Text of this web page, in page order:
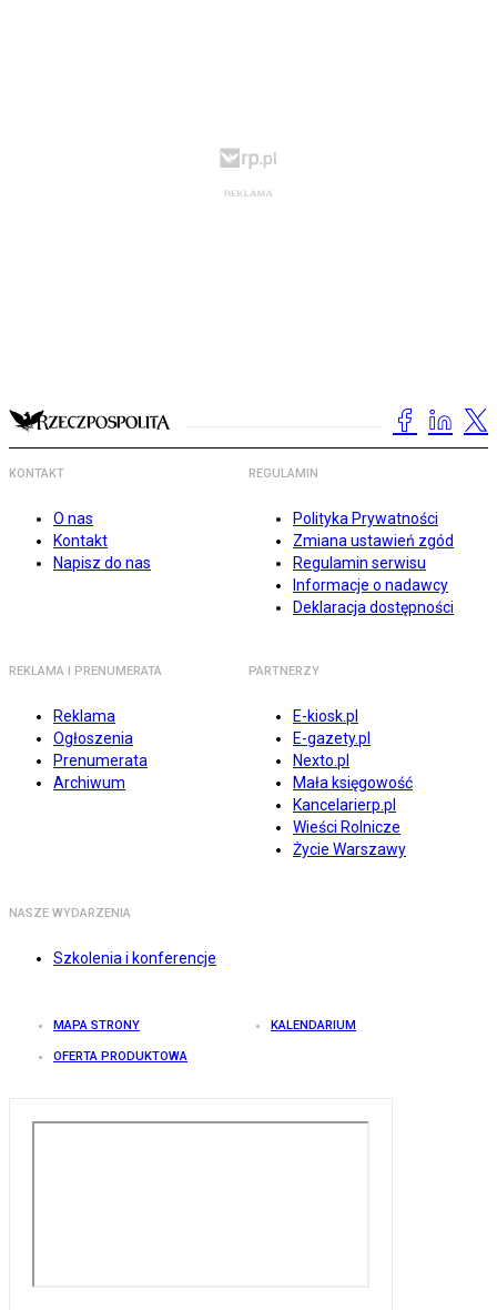
KONTAKT
O nas
Kontakt
Napisz do nas
REGULAMIN
Polityka Prywatności
Zmiana ustawień zgód
Regulamin serwisu
Informacje o nadawcy
Deklaracja dostępności
REKLAMA I PRENUMERATA
Reklama
Ogłoszenia
Prenumerata
Archiwum
PARTNERZY
E-kiosk.pl
E-gazety.pl
Nexto.pl
Mała księgowość
Kancelarierp.pl
Wieści Rolnicze
Życie Warszawy
NASZE WYDARZENIA
Szkolenia i konferencje
MAPA STRONY KALENDARIUM
OFERTA PRODUKTOWA